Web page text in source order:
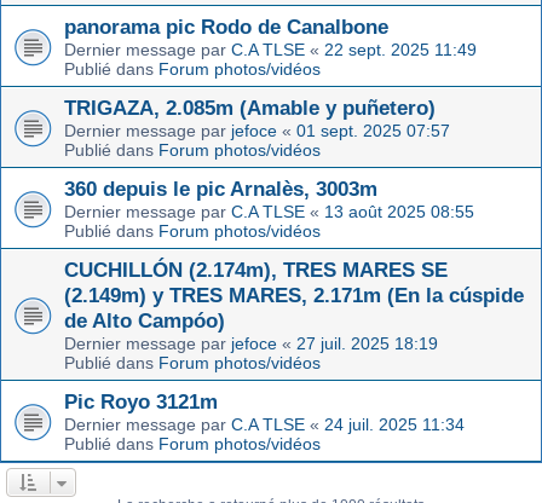
panorama pic Rodo de Canalbone
Dernier message par C.A TLSE « 22 sept. 2025 11:49
Publié dans Forum photos/vidéos
TRIGAZA, 2.085m (Amable y puñetero)
Dernier message par jefoce « 01 sept. 2025 07:57
Publié dans Forum photos/vidéos
360 depuis le pic Arnalès, 3003m
Dernier message par C.A TLSE « 13 août 2025 08:55
Publié dans Forum photos/vidéos
CUCHILLÓN (2.174m), TRES MARES SE
(2.149m) y TRES MARES, 2.171m (En la cúspide
de Alto Campóo)
Dernier message par jefoce « 27 juil. 2025 18:19
Publié dans Forum photos/vidéos
Pic Royo 3121m
Dernier message par C.A TLSE « 24 juil. 2025 11:34
Publié dans Forum photos/vidéos